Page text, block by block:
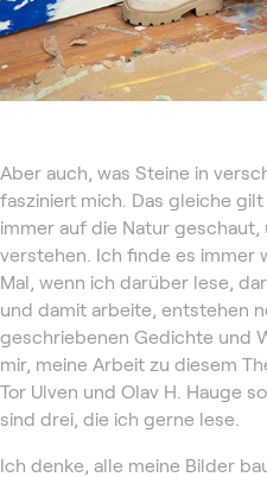
Aber auch, was Steine ​​in
fasziniert mich. Das gleiche
immer auf die Natur
verstehen. Ich finde es immer
Mal, wenn ich darüber lese,
und damit arbeite, entstehen
geschriebenen Gedichte und
mir, meine Arbeit zu diesem
Tor Ulven und Olav H. Hauge
sind drei, die ich gerne lese.
Ich denke, alle meine Bilder